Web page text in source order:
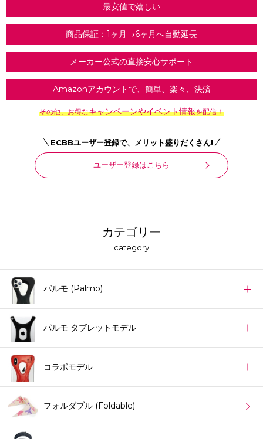
最安値で嬉しい
商品保証：1ヶ月→6ヶ月へ自動延長
メーカー公式の直接安心サポート
Amazonアカウントで、簡単、楽々、決済
その他、お得なキャンペーンやイベント情報を配信！
ECBBユーザー登録で、メリット盛りだくさん!
ユーザー登録はこちら
カテゴリー
category
パルモ (Palmo)
パルモ タブレットモデル
コラボモデル
フォルダブル (Foldable)